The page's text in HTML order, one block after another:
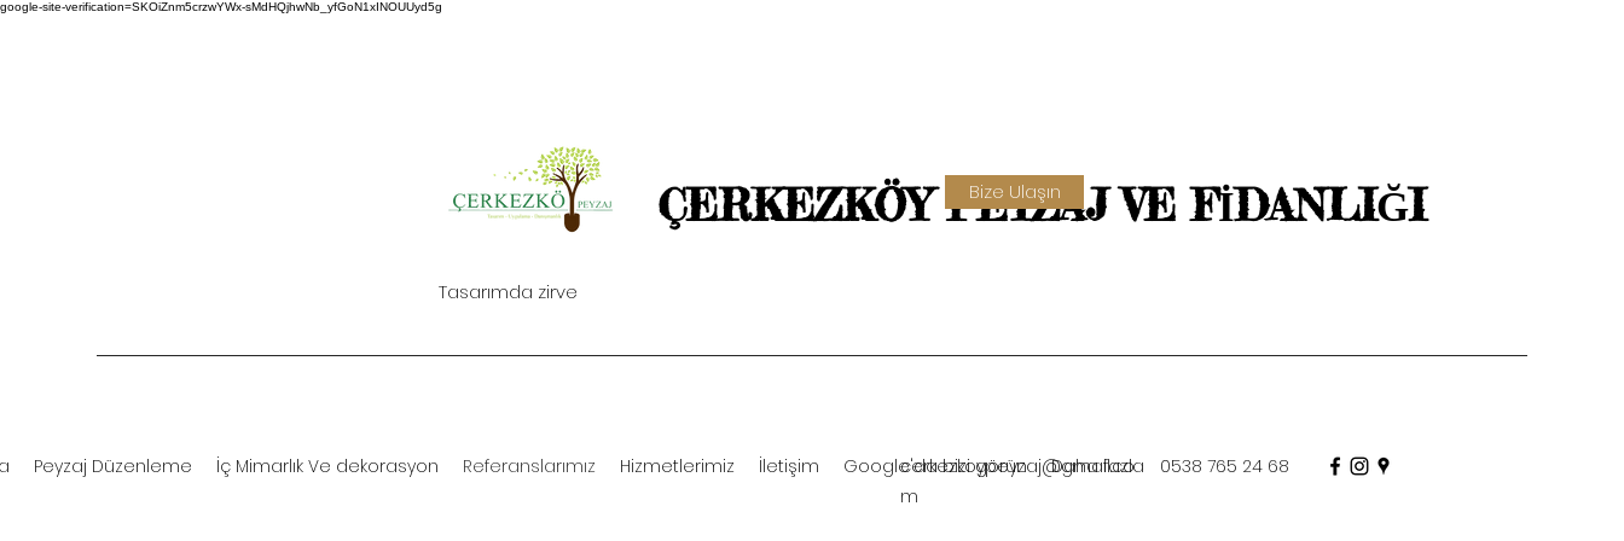
google-site-verification=SKOiZnm5crzwYWx-sMdHQjhwNb_yfGoN1xINOUUyd5g
Tasarımda zirve
ÇERKEZKÖY PEYZAJ VE FİDANLIĞI
Bize Ulaşın
cerkezkoypeyzaj@gmail.co
m
0538 765 24 68
Peyzaj Düzenleme İç Mimarlık Ve dekorasyon Referanslarımız Hizmetlerimiz İletişim Google'da bizi görün Daha fazla